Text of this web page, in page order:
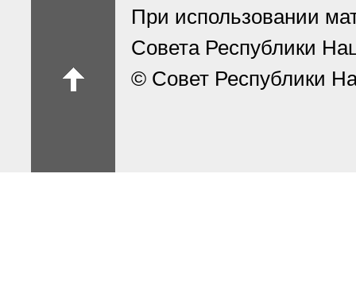
При использовании
Совета Республики
© Совет Республики